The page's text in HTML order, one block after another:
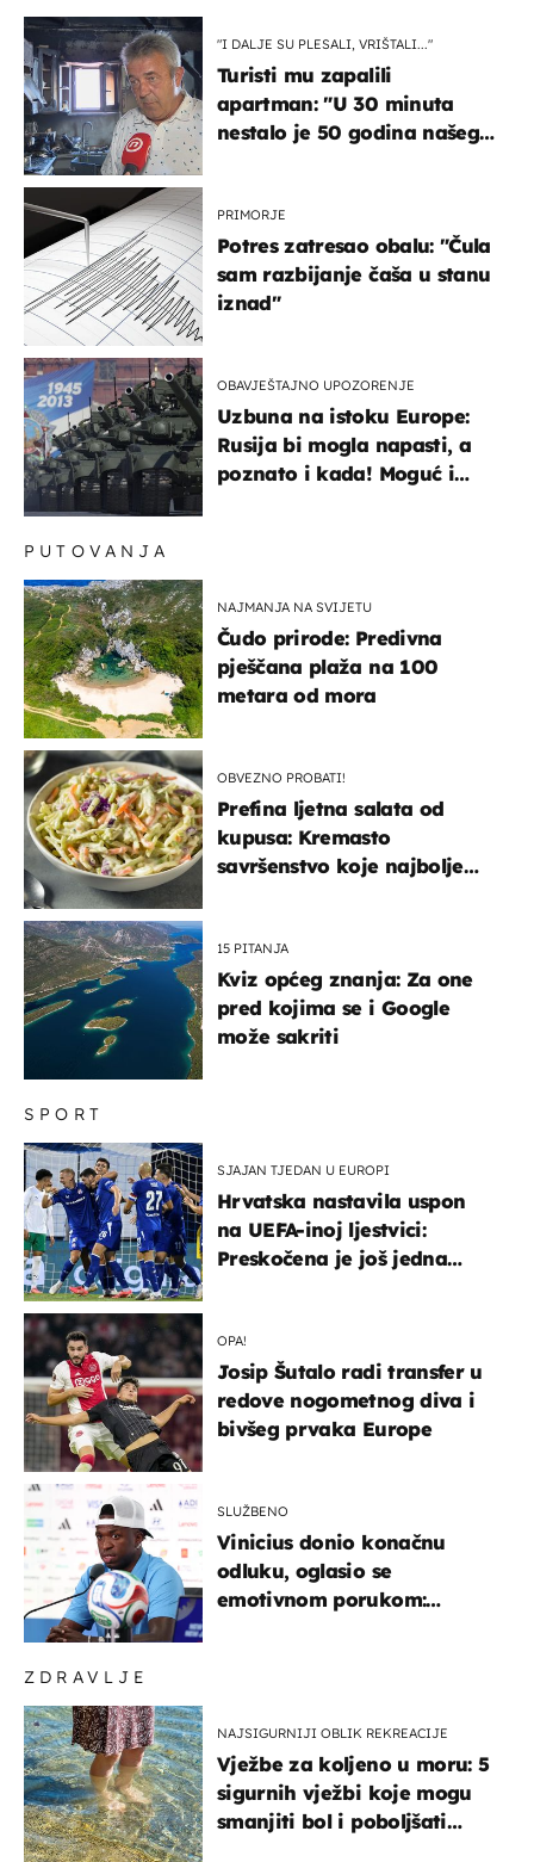
"I DALJE SU PLESALI, VRIŠTALI..."
Turisti mu zapalili
apartman: "U 30 minuta
nestalo je 50 godina našeg
PRIMORJE
Potres zatresao obalu: "Čula
sam razbijanje čaša u stanu
iznad"
OBAVJEŠTAJNO UPOZORENJE
Uzbuna na istoku Europe:
Rusija bi mogla napasti, a
poznato i kada! Moguć i
ZDRAVLJE
NAJSIGURNIJI OBLIK REKREACIJE
Vježbe za koljeno u moru: 5
sigurnih vježbi koje mogu
smanjiti bol i poboljšati
SPORT
SJAJAN TJEDAN U EUROPI
Hrvatska nastavila uspon
na UEFA-inoj ljestvici:
Preskočena je još jedna
OPA!
Josip Šutalo radi transfer u
redove nogometnog diva i
bivšeg prvaka Europe
SLUŽBENO
Vinicius donio konačnu
odluku, oglasio se
emotivnom porukom:
PUTOVANJA
NAJMANJA NA SVIJETU
Čudo prirode: Predivna
pješčana plaža na 100
metara od mora
OBVEZNO PROBATI!
Prefina ljetna salata od
kupusa: Kremasto
savršenstvo koje najbolje
15 PITANJA
Kviz općeg znanja: Za one
pred kojima se i Google
može sakriti